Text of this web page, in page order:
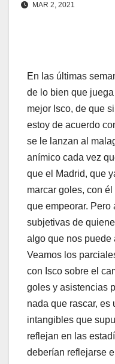
MAR 2, 2021
En las últimas
de lo bien que
mejor Isco, de que
estoy de acuerdo
se le lanzan al
anímico cada vez
que el Madrid, que
marcar goles, con
que empeorar.
subjetivas de
algo que nos puede
Veamos los
con Isco sobre el
goles y asistencias
nada que rascar, es
intangibles que
reflejan en las
deberían reflejarse